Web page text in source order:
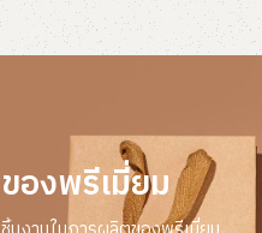
งพรีเมี่ยม